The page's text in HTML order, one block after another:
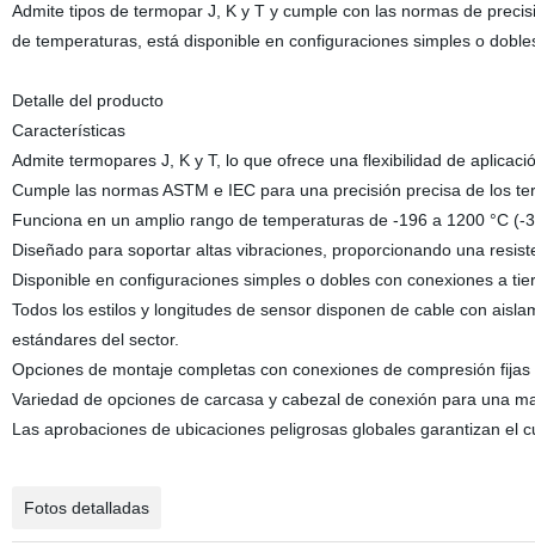
Admite tipos de termopar J, K y T y cumple con las normas de
de temperaturas, está disponible en configuraciones simples o
Detalle del producto
Características
Admite termopares J, K y T, lo que ofrece una flexibilidad de
Cumple las normas ASTM e IEC para una precisión precisa de los
Funciona en un amplio rango de temperaturas de -196 a 1200 °C
Diseñado para soportar altas vibraciones, proporcionando una
Disponible en configuraciones simples o dobles con conexiones a
Todos los estilos y longitudes de sensor disponen de cable con
estándares del sector.
Opciones de montaje completas con conexiones de compresión
Variedad de opciones de carcasa y cabezal de conexión para una
Las aprobaciones de ubicaciones peligrosas globales garantizan el
Fotos detalladas